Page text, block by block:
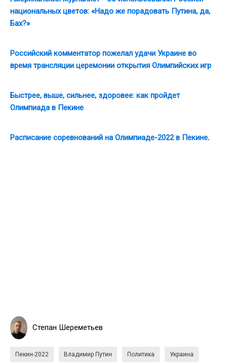
национальных цветов: «Надо же порадовать Путина, да,
Бах?»
Российский комментатор пожелал удачи Украине во
время трансляции церемонии открытия Олимпийских игр
Быстрее, выше, сильнее, здоровее: как пройдет
Олимпиада в Пекине
Расписание соревнований на Олимпиаде-2022 в Пекине.
Степан Шереметьев
Пекин-2022 Владимир Путин Политика Украина